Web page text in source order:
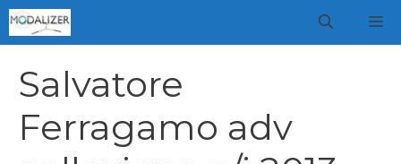
Vai
al
Salvatore
Ferragamo adv